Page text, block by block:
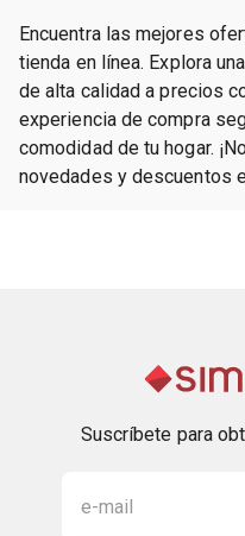
Encuentra las mejores
tienda en línea. Explora
de alta calidad a precios
experiencia de compra
comodidad de tu hogar.
novedades y descuentos
Suscríbete para